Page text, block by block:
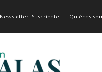
Newsletter ¡Suscríbete! Quiénes